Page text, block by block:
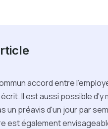
accord entre
Il est aussi possible d'y
un préavis d'un jour par
est également